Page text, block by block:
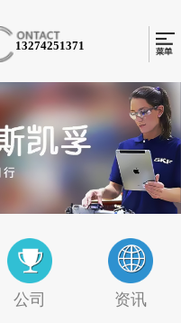
13274251371
公司 资讯